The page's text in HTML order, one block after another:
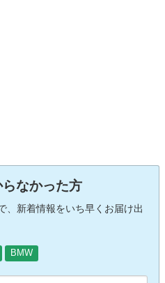
なかった方
、新着情報をいち早くお届け出
BMW